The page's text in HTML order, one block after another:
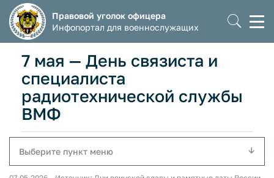
Правовой уголок офицера
Инфопортал для военнослужащих
7 мая — День связиста и
специалиста
радиотехнической службы
ВМФ
Выберите пункт меню